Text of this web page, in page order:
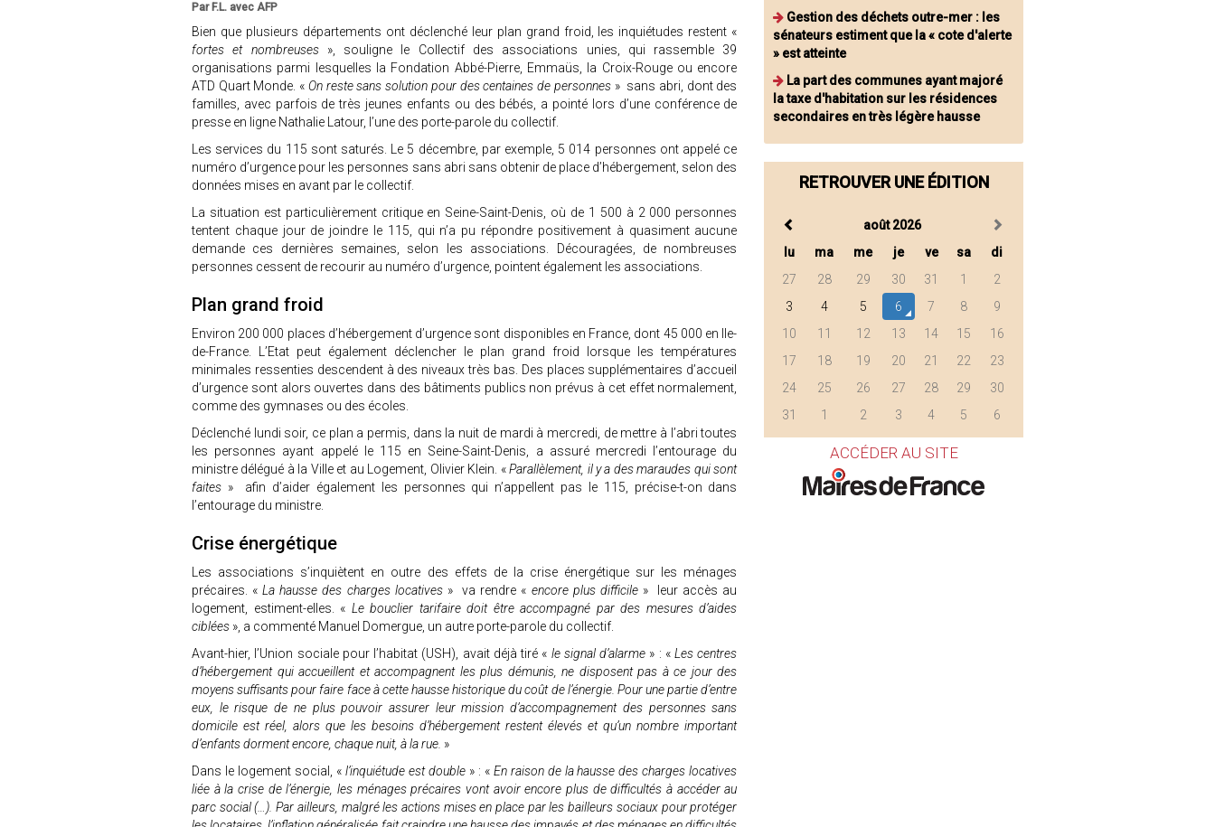
Par F.L. avec AFP
Bien que plusieurs départements ont déclenché leur plan grand froid, les inquiétudes restent «
fortes et nombreuses», souligne le Collectif des associations unies, qui rassemble 39
organisations parmi lesquelles la Fondation Abbé-Pierre, Emmaüs, la Croix-Rouge ou encore
ATD Quart Monde. « On reste sans solution pour des centaines de personnes» sans abri, dont des
familles, avec parfois de très jeunes enfants ou des bébés, a pointé lors d’une conférence de
presse en ligne Nathalie Latour, l’une des porte-parole du collectif.
Les services du 115 sont saturés. Le 5 décembre, par exemple, 5 014 personnes ont appelé ce
numéro d’urgence pour les personnes sans abri sans obtenir de place d’hébergement, selon des
données mises en avant par le collectif.
La situation est particulièrement critique en Seine-Saint-Denis, où de 1 500 à 2 000 personnes
tentent chaque jour de joindre le 115, qui n’a pu répondre positivement à quasiment aucune
demande ces dernières semaines, selon les associations. Découragées, de nombreuses
personnes cessent de recourir au numéro d’urgence, pointent également les associations.
Plan grand froid
Environ 200 000 places d’hébergement d’urgence sont disponibles en France, dont 45 000 en Ile-
de-France. L’Etat peut également déclencher le plan grand froid lorsque les températures
minimales ressenties descendent à des niveaux très bas. Des places supplémentaires d’accueil
d’urgence sont alors ouvertes dans des bâtiments publics non prévus à cet effet normalement,
comme des gymnases ou des écoles.
Déclenché lundi soir, ce plan a permis, dans la nuit de mardi à mercredi, de mettre à l’abri toutes
les personnes ayant appelé le 115 en Seine-Saint-Denis, a assuré mercredi l’entourage du
ministre délégué à la Ville et au Logement, Olivier Klein. «Parallèlement, il y a des maraudes qui sont
faites » afin d’aider également les personnes qui n’appellent pas le 115, précise-t-on dans
l’entourage du ministre.
Crise énergétique
Les associations s’inquiètent en outre des effets de la crise énergétique sur les ménages
précaires. « La hausse des charges locatives» va rendre « encore plus difficile» leur accès au
logement, estiment-elles. « Le bouclier tarifaire doit être accompagné par des mesures d’aides
ciblées », a commenté Manuel Domergue, un autre porte-parole du collectif.
Avant-hier, l’Union sociale pour l’habitat (USH), avait déjà tiré « le signal d’alarme » : «Les centres
d’hébergement qui accueillent et accompagnent les plus démunis, ne disposent pas à ce jour des
moyens suffisants pour faire face à cette hausse historique du coût de l’énergie. Pour une partie d’entre
eux, le risque de ne plus pouvoir assurer leur mission d’accompagnement des personnes sans
domicile est réel, alors que les besoins d’hébergement restent élevés et qu’un nombre important
d’enfants dorment encore, chaque nuit, à la rue. »
Dans le logement social, « l’inquiétude est double» : « En raison de la hausse des charges locatives
liée à la crise de l’énergie, les ménages précaires vont avoir encore plus de difficultés à accéder au
parc social (…). Par ailleurs, malgré les actions mises en place par les bailleurs sociaux pour protéger
Gestion des déchets outre-mer : les
sénateurs estiment que la « cote d'alerte
» est atteinte
La part des communes ayant majoré
la taxe d'habitation sur les résidences
secondaires en très légère hausse
RETROUVER UNE ÉDITION
août 2026
lu
ma me je ve sa
di
27
28 29 30 31 1
2
3
4 5 6 7 8
9
10
11 12 13 14 15
16
17
18 19 20 21 22
23
24
25 26 27 28 29
30
31
1 2 3 4 5 6
ACCÉDER AU SITE